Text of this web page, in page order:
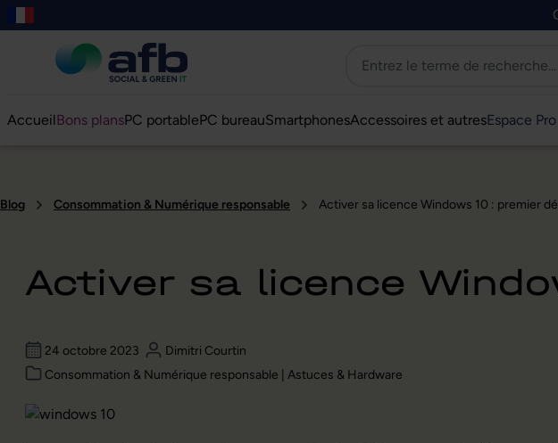
au contenu principal
à la recherche
Passer à la navigation principale
Skip to B2B platform navigation
AccueilBons plansPC portablePC bureauSmartphonesAccessoires et autresEspace Pro
Blog Consommation & Numérique responsable Activer sa licence Windows 10 : premier
Activer sa licence
24 octobre 2023
Dimitri Courtin
Consommation & Numérique responsable | Astuces & Hardware